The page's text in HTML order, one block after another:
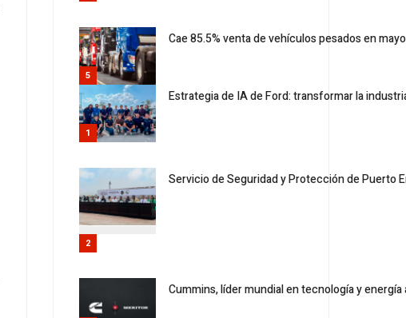
5
Cae 85.5% venta de vehículos pesados en mayo
1
Estrategia de IA de Ford: transformar la
2
Servicio de Seguridad y Protección de Puerto
Cummins, líder mundial en tecnología y